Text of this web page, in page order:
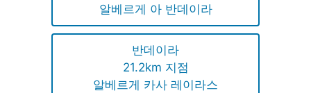
알베르게 아 반데이라
반데이라
21.2km 지점
알베르게 카사 레이라스